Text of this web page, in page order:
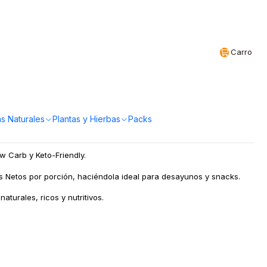
Carro
Naturales Plantas y Hierbas Packs
Carb y Keto-Friendly.
Netos por porción, haciéndola ideal para desayunos y snacks.
ricos y nutritivos.